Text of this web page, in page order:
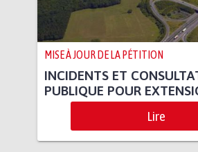
MISE À JOUR DE LA PÉTITION
INCIDENTS ET
PUBLIQUE POUR
Lire